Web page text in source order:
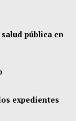
pública en
expedientes